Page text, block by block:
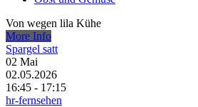
Von wegen lila Kühe
More Info
Spargel satt
02 Mai
02.05.2026
16:45 - 17:15
hr-fernsehen